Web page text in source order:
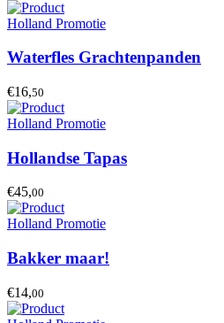
Holland Promotie
Waterfles Grachtenpanden
€16,50
Holland Promotie
Hollandse Tapas
€45,00
Holland Promotie
Bakker maar!
€14,00